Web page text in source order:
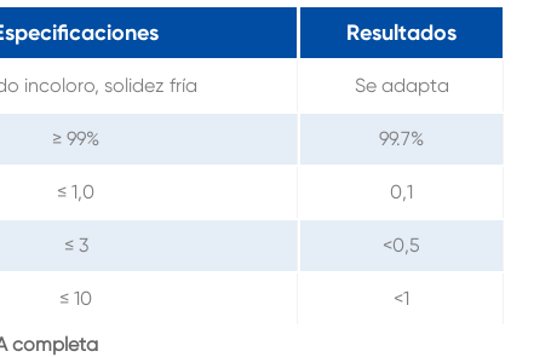
Resultados
incoloro, solidez fría Se adapta
≥ 99% 99.7%
≤ 1,0 0,1
≤ 3 <0,5
≤ 10
<1
completa